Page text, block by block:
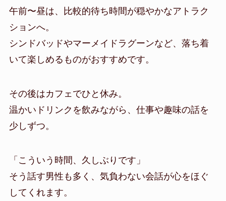
午前〜昼は、比較的待ち時間が穏やかなアトラク
ションへ。
シンドバッドやマーメイドラグーンなど、落ち着
いて楽しめるものがおすすめです。
その後はカフェでひと休み。
温かいドリンクを飲みながら、仕事や趣味の話を
少しずつ。
「こういう時間、久しぶりです」
そう話す男性も多く、気負わない会話が心をほぐ
してくれます。